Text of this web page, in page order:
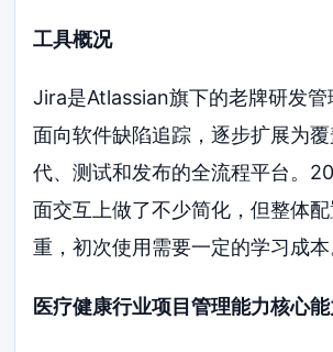
工具概况
Jira是Atlassian旗下的老牌研发管
面向软件缺陷追踪，逐步扩展为
代、测试和发布的全流程平台。
面交互上做了不少简化，但整体
重，初次使用需要一定的学习成本
医疗健康行业项目管理能力核心能